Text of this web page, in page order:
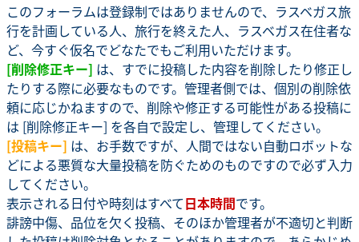
このフォーラムは登録制ではありませんので、ラスベガス旅
行を計画している人、旅行を終えた人、ラスベガス在住者な
ど、今すぐ仮名でどなたでもご利用いただけます。
[削除修正キー] は、すでに投稿した内容を削除したり修正し
たりする際に必要なものです。管理者側では、個別の削除依
頼に応じかねますので、削除や修正する可能性がある投稿に
は [削除修正キー] を各自で設定し、管理してください。
[投稿キー] は、お手数ですが、人間ではない自動ロボットな
どによる悪質な大量投稿を防ぐためのものですので必ず入力
してください。
表示される日付や時刻はすべて日本時間です。
誹謗中傷、品位を欠く投稿、そのほか管理者が不適切と判断